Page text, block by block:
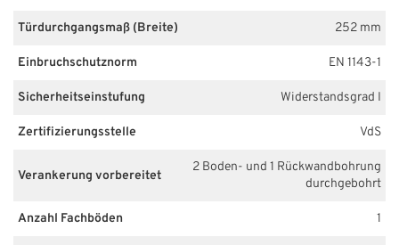
Türdurchgangsmaß (Breite) 252 mm
Einbruchschutznorm EN 1143-1
Sicherheitseinstufung Widerstandsgrad I
Zertifizierungsstelle VdS
Verankerung vorbereitet
2 Boden- und 1 Rückwandbohrung
durchgebohrt
Anzahl Fachböden 1